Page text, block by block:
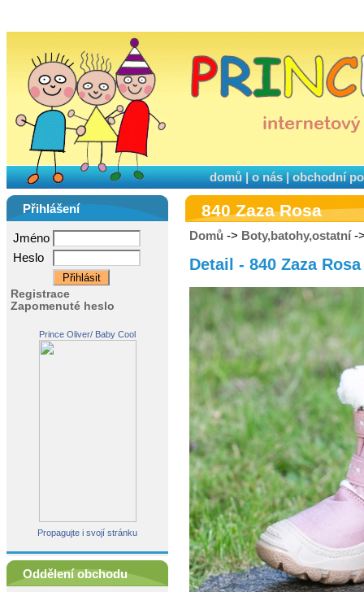
domů|o nás|obchodní
Přihlášení
Jméno
Heslo
Registrace
Zapomenuté heslo
Prince Oliver/ Baby Cool
Propagujte i svojí stránku
Oddělení obchodu
840 Zaza Rosa
Domů -> Boty,batohy,ostatní-
Detail - 840 Zaza Rosa